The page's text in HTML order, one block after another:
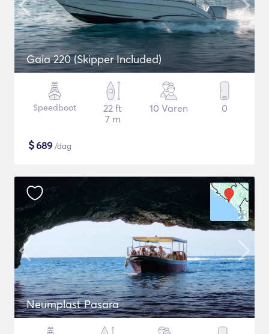
Gaia 220 (Skipper Included)
Speedboot
22 ft
7 m
10 Varen 0
$689 /dag
Neumplast Pasara